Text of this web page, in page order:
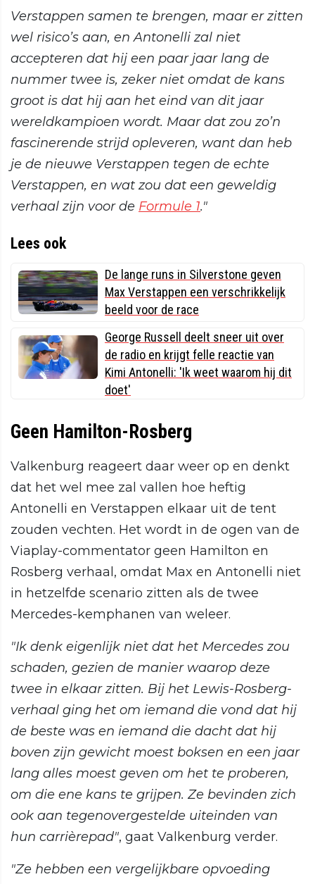
Verstappen samen te brengen, maar er zitten
wel risico’s aan, en Antonelli zal niet
accepteren dat hij een paar jaar lang de
nummer twee is, zeker niet omdat de kans
groot is dat hij aan het eind van dit jaar
wereldkampioen wordt. Maar dat zou zo’n
fascinerende strijd opleveren, want dan heb
je de nieuwe Verstappen tegen de echte
Verstappen, en wat zou dat een geweldig
verhaal zijn voor de Formule 1."
Lees ook
De lange runs in Silverstone geven
Max Verstappen een verschrikkelijk
beeld voor de race
George Russell deelt sneer uit over
de radio en krijgt felle reactie van
Kimi Antonelli: 'Ik weet waarom hij dit
doet'
Geen Hamilton-Rosberg
Valkenburg reageert daar weer op en denkt
dat het wel mee zal vallen hoe heftig
Antonelli en Verstappen elkaar uit de tent
zouden vechten. Het wordt in de ogen van de
Viaplay-commentator geen Hamilton en
Rosberg verhaal, omdat Max en Antonelli niet
in hetzelfde scenario zitten als de twee
Mercedes-kemphanen van weleer.
"Ik denk eigenlijk niet dat het Mercedes zou
schaden, gezien de manier waarop deze
twee in elkaar zitten. Bij het Lewis-Rosberg-
verhaal ging het om iemand die vond dat hij
de beste was en iemand die dacht dat hij
boven zijn gewicht moest boksen en een jaar
lang alles moest geven om het te proberen,
om die ene kans te grijpen. Ze bevinden zich
ook aan tegenovergestelde uiteinden van
hun carrièrepad", gaat Valkenburg verder.
"Ze hebben een vergelijkbare opvoeding